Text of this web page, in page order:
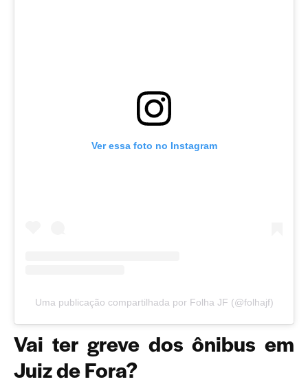
Ver essa foto no Instagram
Uma publicação compartilhada por Folha JF (@folhajf)
Vai ter greve dos ônibus em
Juiz de Fora?